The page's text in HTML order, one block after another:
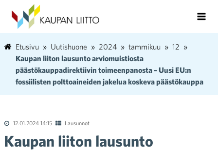
Etusivu Uutishuone 2024 tammikuu
12
Kaupan liiton lausunto arviomuistiosta
päästökauppadirektiivin toimeenpanosta – Uusi EU:n
fossiilisten polttoaineiden jakelua koskeva päästökauppa
12.01.2024 14:15 Lausunnot
Kaupan liiton lausunto